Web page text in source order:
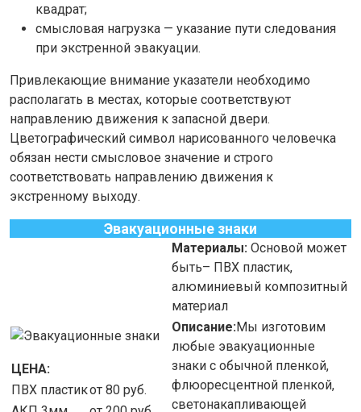
квадрат;
смысловая нагрузка — указание пути следования
при экстренной эвакуации.
Привлекающие внимание указатели необходимо
располагать в местах, которые соответствуют
направлению движения к запасной двери.
Цветографический символ нарисованного человечка
обязан нести смысловое значение и строго
соответствовать направлению движения к
экстренному выходу.
Эвакуационные знаки
ЦЕНА:
ПВХ пластикот 80 руб.
Материалы: Основой может
быть– ПВХ пластик,
алюминиевый композитный
материал
Описание:Мы изготовим
любые эвакуационные
знаки с обычной пленкой,
флюоресцентной пленкой,
светонакапливающей